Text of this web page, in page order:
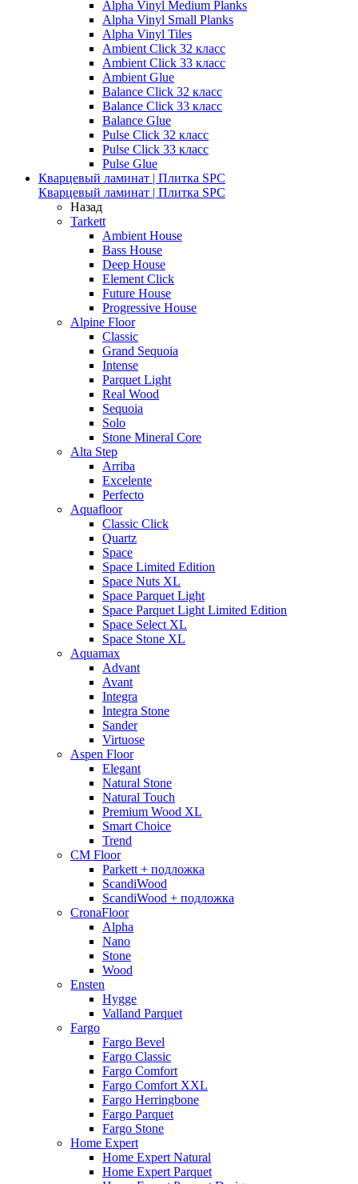
Alpha Vinyl Medium Planks
Alpha Vinyl Small Planks
Alpha Vinyl Tiles
Ambient Click 32 класс
Ambient Click 33 класс
Ambient Glue
Balance Click 32 класс
Balance Click 33 класс
Balance Glue
Pulse Click 32 класс
Pulse Click 33 класс
Pulse Glue
Кварцевый ламинат | Плитка SPC
Кварцевый ламинат | Плитка SPC
Назад
Tarkett
Ambient House
Bass House
Deep House
Element Click
Future House
Progressive House
Alpine Floor
Classic
Grand Sequoia
Intense
Parquet Light
Real Wood
Sequoia
Solo
Stone Mineral Core
Alta Step
Arriba
Excelente
Perfecto
Aquafloor
Classic Click
Quartz
Space
Space Limited Edition
Space Nuts XL
Space Parquet Light
Space Parquet Light Limited Edition
Space Select XL
Space Stone XL
Aquamax
Advant
Avant
Integra
Integra Stone
Sander
Virtuose
Aspen Floor
Elegant
Natural Stone
Natural Touch
Premium Wood XL
Smart Choice
Trend
CM Floor
Parkett + подложка
ScandiWood
ScandiWood + подложка
CronaFloor
Alpha
Nano
Stone
Wood
Ensten
Hygge
Valland Parquet
Fargo
Fargo Bevel
Fargo Classic
Fargo Comfort
Fargo Comfort XXL
Fargo Herringbone
Fargo Parquet
Fargo Stone
Home Expert
Home Expert Natural
Home Expert Parquet